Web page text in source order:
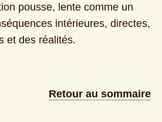
pousse, lente comme un
intérieures, directes,
et des réalités.
Retour au sommaire